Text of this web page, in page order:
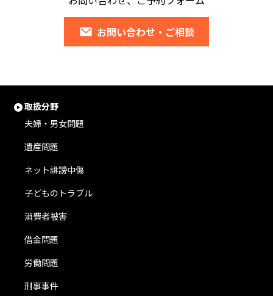
お問い合わせ・ご相談
取扱分野
夫婦・男女問題
遺産問題
ネット誹謗中傷
子どものトラブル
消費者被害
借金問題
労働問題
刑事事件